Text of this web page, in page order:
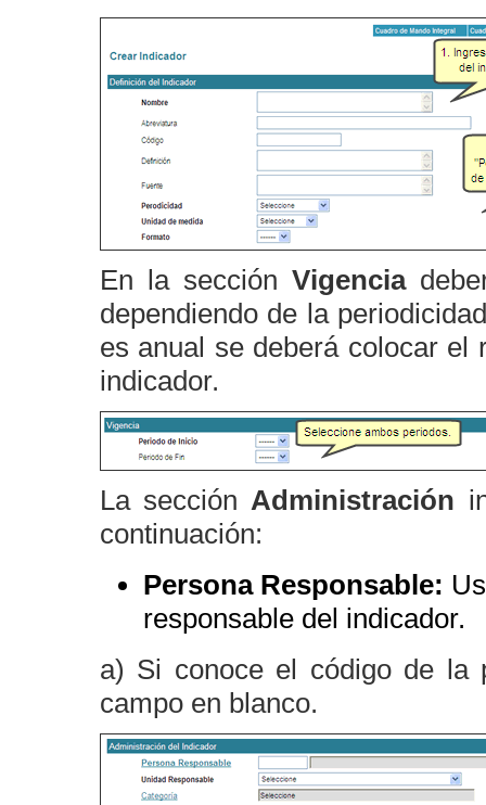
En la secciónVigencia
dependiendo de la
es anual se deberá colocar el
indicador.
La secciónAdministración
continuación:
Persona Responsable:
responsable del indicador.
a) Si conoce el código de la
campo en blanco.